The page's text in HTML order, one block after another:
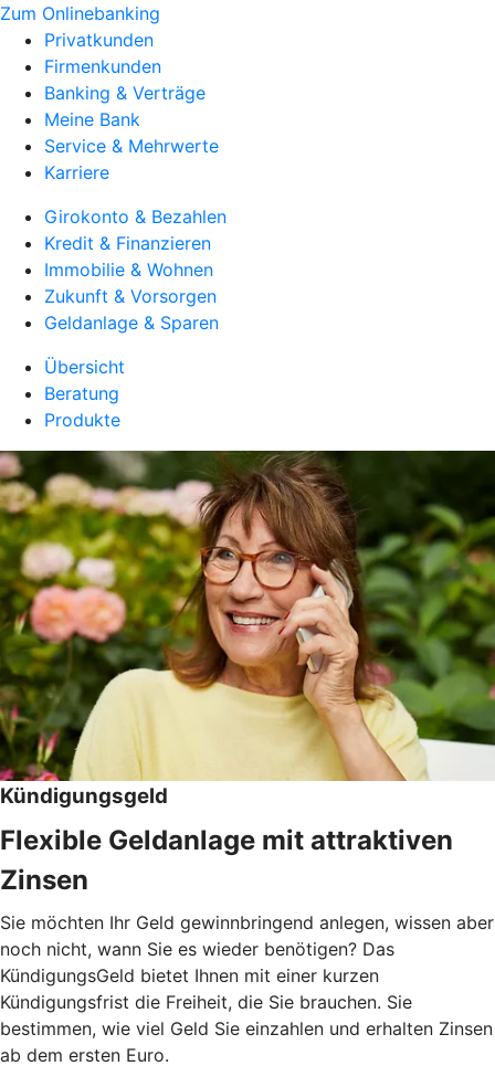
Zum Onlinebanking
Privatkunden
Firmenkunden
Banking & Verträge
Meine Bank
Service & Mehrwerte
Karriere
Girokonto & Bezahlen
Kredit & Finanzieren
Immobilie & Wohnen
Zukunft & Vorsorgen
Geldanlage & Sparen
Übersicht
Beratung
Produkte
Kündigungsgeld
Flexible Geldanlage mit attraktiven
Zinsen
Sie möchten Ihr Geld gewinnbringend anlegen, wissen aber
noch nicht, wann Sie es wieder benötigen? Das
KündigungsGeld bietet Ihnen mit einer kurzen
Kündigungsfrist die Freiheit, die Sie brauchen. Sie
bestimmen, wie viel Geld Sie einzahlen und erhalten Zinsen
ab dem ersten Euro.